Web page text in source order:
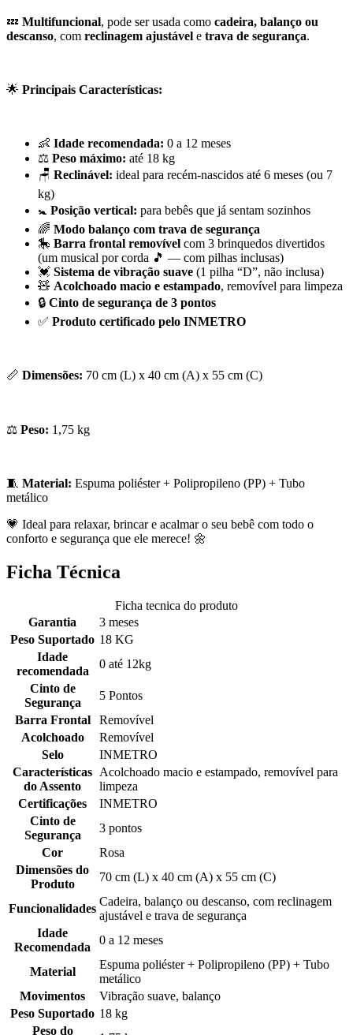
💤 Multifuncional, pode ser usada como cadeira, balanço ou
descanso, com reclinagem ajustável e trava de segurança.
🌟 Principais Características:
👶 Idade recomendada: 0 a 12 meses
⚖️ Peso máximo: até 18 kg
🪑 Reclinável: ideal para recém-nascidos até 6 meses (ou 7
kg)
🚼 Posição vertical: para bebês que já sentam sozinhos
🌈 Modo balanço com trava de segurança
🎠 Barra frontal removível com 3 brinquedos divertidos
(um musical por corda 🎵 — com pilhas inclusas)
💓 Sistema de vibração suave (1 pilha “D”, não inclusa)
🧸 Acolchoado macio e estampado, removível para limpeza
🔒 Cinto de segurança de 3 pontos
✅ Produto certificado pelo INMETRO
📏 Dimensões: 70 cm (L) x 40 cm (A) x 55 cm (C)
⚖️ Peso: 1,75 kg
🧵 Material: Espuma poliéster + Polipropileno (PP) + Tubo
metálico
💗 Ideal para relaxar, brincar e acalmar o seu bebê com todo o
conforto e segurança que ele merece! 🌼
Ficha Técnica
Ficha tecnica do produto
Garantia
3 meses
Peso Suportado 18 KG
Idade
recomendada
0 até 12kg
Cinto de
Segurança
5 Pontos
Barra Frontal
Removível
Acolchoado
Removível
Selo
INMETRO
Características
do Assento
Acolchoado macio e estampado, removível para
limpeza
Certificações
INMETRO
Cinto de
Segurança
3 pontos
Cor
Rosa
Dimensões do
Produto
70 cm (L) x 40 cm (A) x 55 cm (C)
Funcionalidades
Cadeira, balanço ou descanso, com reclinagem
ajustável e trava de segurança
Idade
Recomendada
0 a 12 meses
Material
Espuma poliéster + Polipropileno (PP) + Tubo
metálico
Movimentos
Vibração suave, balanço
Peso Suportado 18 kg
Peso do